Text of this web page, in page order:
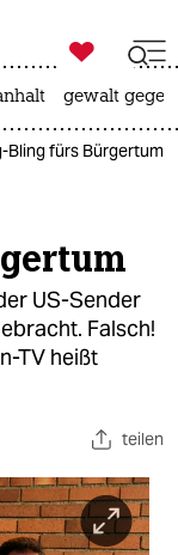

taz zahl ich
gewalt
Bling fürs Bürgertum
US-Sender
Falsch!
TV heißt
teilen